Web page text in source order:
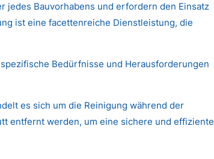
jedes Bauvorhabens und erfordern den Einsatz
ist eine facettenreiche Dienstleistung, die
Bedürfnisse und Herausforderungen
es sich um die Reinigung während der
entfernt werden, um eine sichere und effiziente